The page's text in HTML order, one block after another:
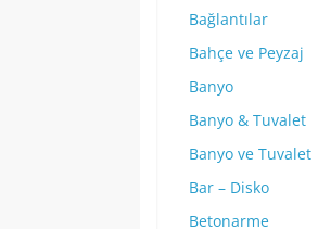
Bağlantılar
Bahçe ve Peyzaj
Banyo
Banyo & Tuvalet
Banyo ve Tuvalet
Bar – Disko
Betonarme